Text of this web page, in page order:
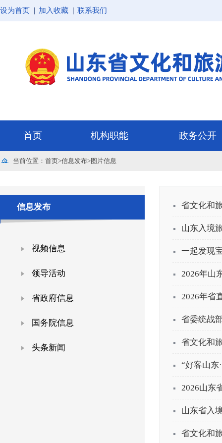
设为首页 加入收藏 联系我们
首页 机构职能 政务公开
当前位置： 首页>信息发布>图片信息
信息发布
视频信息
领导活动
省政府信息
国务院信息
头条新闻
省文化和
山东入境
一起发现
2026年山
2026年省
省委统战
省文化和
“好客山东
2026山东
山东省入
省文化和